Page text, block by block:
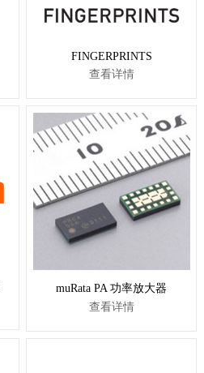
FINGERPRINTS
查看详情
muRata PA 功率放大器
查看详情